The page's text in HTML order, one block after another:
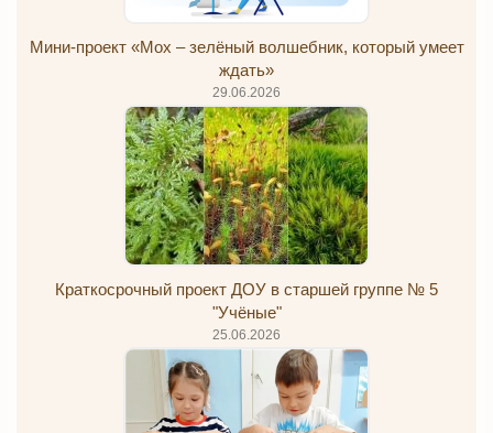
Мини-проект «Мох – зелёный волшебник, который умеет
ждать»
29.06.2026
Краткосрочный проект ДОУ в старшей группе № 5
"Учёные"
25.06.2026